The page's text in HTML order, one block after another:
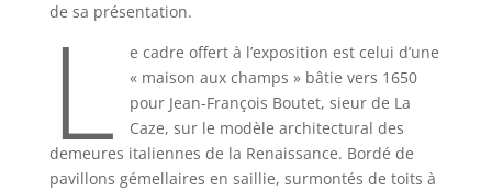
de sa présentation.
L
e cadre offert à l’exposition est celui d’une
« maison aux champs » bâtie vers 1650
pour Jean-François Boutet, sieur de La
Caze, sur le modèle architectural des
demeures italiennes de la Renaissance. Bordé de
pavillons gémellaires en saillie, surmontés de toits à